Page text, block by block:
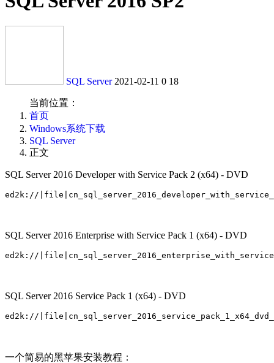
SQL Server 2021-02-11 0 18
当前位置：
首页
Windows系统下载
SQL Server
正文
SQL Server 2016 Developer with Service Pack 2 (x64) - DVD
SQL Server 2016 Enterprise with Service Pack 1 (x64) - DVD
SQL Server 2016 Service Pack 1 (x64) - DVD
一个简易的黑苹果安装教程：